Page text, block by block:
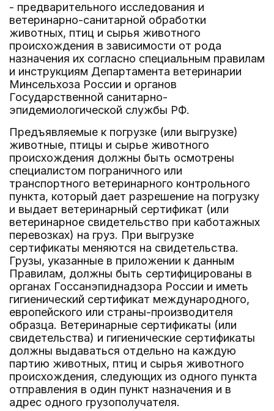
- предварительного исследования и
ветеринарно-санитарной обработки
животных, птиц и сырья животного
происхождения в зависимости от рода
назначения их согласно специальным правилам
и инструкциям Департамента ветеринарии
Минсельхоза России и органов
Государственной санитарно-
эпидемиологической службы РФ.
Предъявляемые к погрузке (или выгрузке)
животные, птицы и сырье животного
происхождения должны быть осмотрены
специалистом пограничного или
транспортного ветеринарного контрольного
пункта, который дает разрешение на погрузку
и выдает ветеринарный сертификат (или
ветеринарное свидетельство при каботажных
перевозках) на груз. При выгрузке
сертификаты меняются на свидетельства.
Грузы, указанные в приложении к данным
Правилам, должны быть сертифицированы в
органах Госсанэпиднадзора России и иметь
гигиенический сертификат международного,
европейского или страны-производителя
образца. Ветеринарные сертификаты (или
свидетельства) и гигиенические сертификаты
должны выдаваться отдельно на каждую
партию животных, птиц и сырья животного
происхождения, следующих из одного пункта
отправления в один пункт назначения и в
адрес одного грузополучателя.